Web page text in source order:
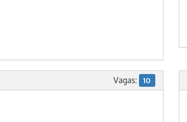
Vagas: 10